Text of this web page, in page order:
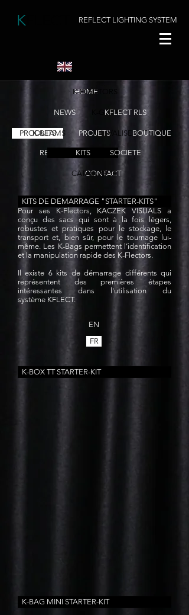
K REFLECT LIGHTING SYSTEM
HOME
K-FLECTORS
NEWS K-GRIPS
KFLECT RLS
PRODUITS
K-BEAMS PROJETSVALISES ET SACS
BOUTIQUE
REVENDEURS
KITS SOCIETE
CONTACT
CATALOGUE
KITS DE DEMARRAGE "STARTER-KITS"
Pour ses K-Flectors, KACZEK VISUALS a
conçu des sacs qui sont à la fois légers,
robustes et pratiques pour le stockage, le
transport et, bien sûr, pour le tournage lui-
même. Les K-Bags permettent l’identification
et la manipulation rapide des K-Flectors.
Il existe 6 kits de démarrage différents qui
représentent des premières étapes
intéressantes dans l'utilisation du
système KFLECT.
EN
FR
K-BOX TT STARTER-KIT
K-BAG MINI STARTER-KIT